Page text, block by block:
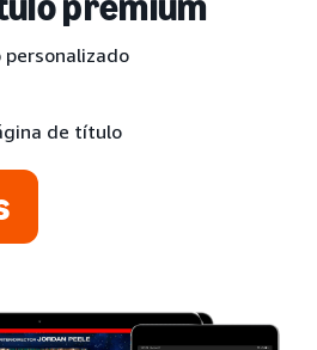
personalizado
de título